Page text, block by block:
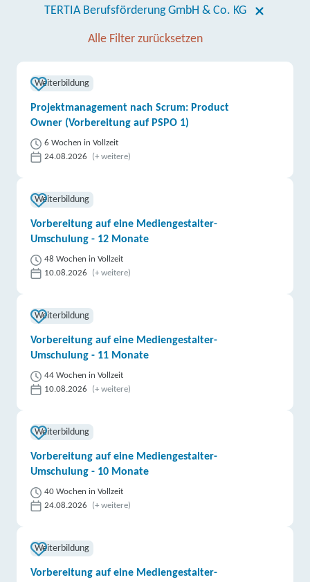
TERTIA Berufsförderung GmbH & Co. KG
Alle Filter zurücksetzen
Weiterbildung
Projektmanagement nach Scrum: Product
Owner (Vorbereitung auf PSPO 1)
6 Wochen in Vollzeit
24.08.2026
(+ weitere)
Weiterbildung
Vorbereitung auf eine Mediengestalter-
Umschulung - 12 Monate
48 Wochen in Vollzeit
10.08.2026
(+ weitere)
Weiterbildung
Vorbereitung auf eine Mediengestalter-
Umschulung - 11 Monate
44 Wochen in Vollzeit
10.08.2026
(+ weitere)
Weiterbildung
Vorbereitung auf eine Mediengestalter-
Umschulung - 10 Monate
40 Wochen in Vollzeit
24.08.2026
(+ weitere)
Weiterbildung
Vorbereitung auf eine Mediengestalter-